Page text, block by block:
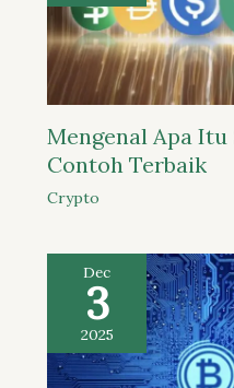
Mengenal Apa
Contoh Terbaik
Crypto
Dec
3
2025